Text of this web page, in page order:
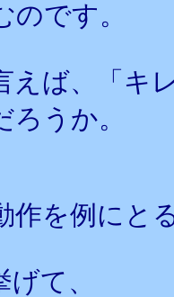
です。
えば、「キ
うか。
作を例にと
て、